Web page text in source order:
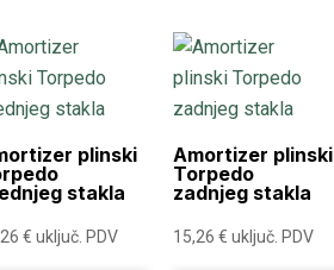
plinski
stakla
€ uključ. PDV
Amortizer plinski
Torpedo
zadnjeg stakla
15,26€ uključ. PDV